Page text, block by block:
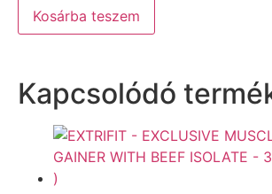
Kosárba teszem
Kapcsolódó